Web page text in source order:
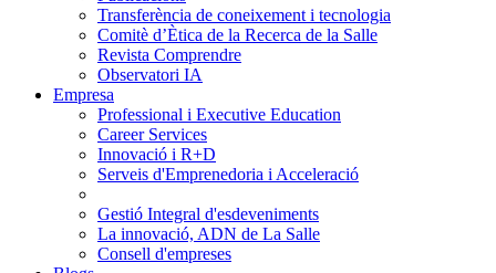
Transferència de coneixement i tecnologia
Comitè d’Ètica de la Recerca de la Salle
Revista Comprendre
Observatori IA
Empresa
Professional i Executive Education
Career Services
Innovació i R+D
Serveis d'Emprenedoria i Acceleració
Gestió Integral d'esdeveniments
La innovació, ADN de La Salle
Consell d'empreses